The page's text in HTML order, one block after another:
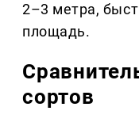
2–3 метра,
площадь.
сортов